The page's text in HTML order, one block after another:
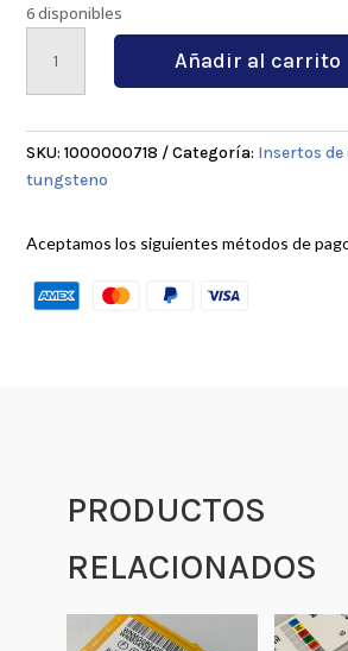
6 disponibles
BLMP0603R
KT8030
cantidad
Añadir al carrito
SKU:1000000718 Categoría: Insertos
tungsteno
Aceptamos los siguientes métodos de
PRODUCTOS
RELACIONADOS